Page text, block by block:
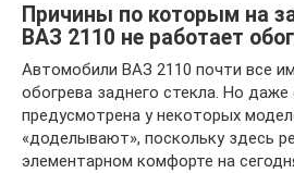
Причины по которым на
ВАЗ 2110 не работает
Автомобили ВАЗ 2110 почти все
обогрева заднего стекла. Но даже
предусмотрена у некоторых
«доделывают», поскольку здесь
элементарном комфорте на